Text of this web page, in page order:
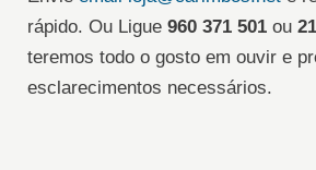
rápido. Ou Ligue 960 371 501 ou
teremos todo o gosto em ouvir e
esclarecimentos necessários.